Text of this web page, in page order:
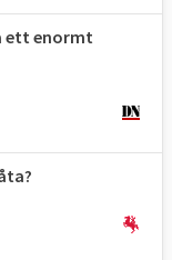
ett enormt